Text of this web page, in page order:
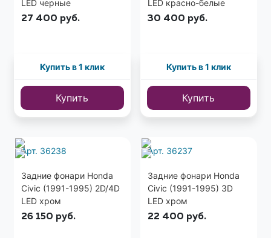
LED черные
27 400 руб.
Купить в 1 клик
Купить
LED красно-белые
30 400 руб.
Купить в 1 клик
Купить
Арт. 36238
Задние фонари Honda
Civic (1991-1995) 2D/4D
LED хром
26 150 руб.
Арт. 36237
Задние фонари Honda
Civic (1991-1995) 3D
LED хром
22 400 руб.